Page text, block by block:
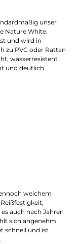
unser
Nature White.
und wird in
zu PVC oder Rattan
wasserresistent
und deutlich
weichem
auch nach Jahren
sich angenehm
schnell und ist